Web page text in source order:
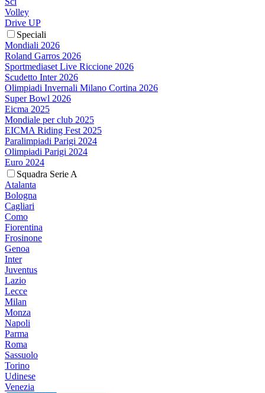
Volley
Drive UP
Speciali
Mondiali 2026
Roland Garros 2026
Sportmediaset Live Riccione 2026
Scudetto Inter 2026
Olimpiadi Invernali Milano Cortina 2026
Super Bowl 2026
Eicma 2025
Mondiale per club 2025
EICMA Riding Fest 2025
Paralimpiadi Parigi 2024
Olimpiadi Parigi 2024
Euro 2024
Squadra Serie A
Atalanta
Bologna
Cagliari
Como
Fiorentina
Frosinone
Genoa
Inter
Juventus
Lazio
Lecce
Milan
Monza
Napoli
Parma
Roma
Sassuolo
Torino
Udinese
Venezia